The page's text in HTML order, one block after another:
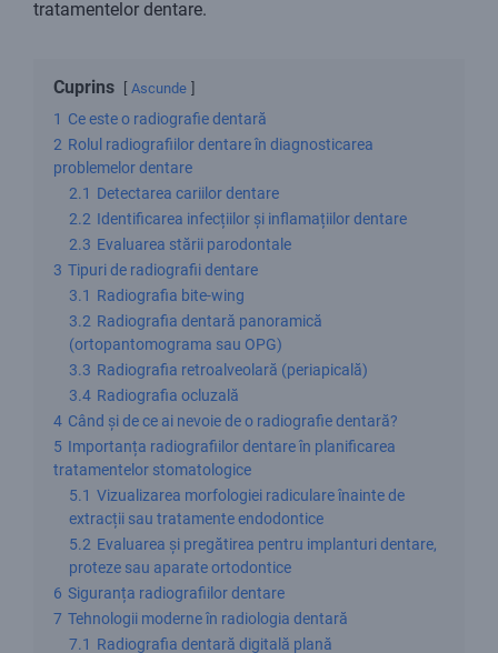
tratamentelor dentare.
Cuprins Ascunde
1 Ce este o radiografie dentară
2 Rolul radiografiilor dentare în diagnosticarea
problemelor dentare
2.1 Detectarea cariilor dentare
2.2 Identificarea infecțiilor și inflamațiilor dentare
2.3 Evaluarea stării parodontale
3 Tipuri de radiografii dentare
3.1 Radiografia bite-wing
3.2 Radiografia dentară panoramică
(ortopantomograma sau OPG)
3.3 Radiografia retroalveolară (periapicală)
3.4 Radiografia ocluzală
4 Când și de ce ai nevoie de o radiografie dentară?
5 Importanța radiografiilor dentare în planificarea
tratamentelor stomatologice
5.1 Vizualizarea morfologiei radiculare înainte de
extracții sau tratamente endodontice
5.2 Evaluarea și pregătirea pentru implanturi dentare,
proteze sau aparate ortodontice
6 Siguranța radiografiilor dentare
7 Tehnologii moderne în radiologia dentară
7.1 Radiografia dentară digitală plană